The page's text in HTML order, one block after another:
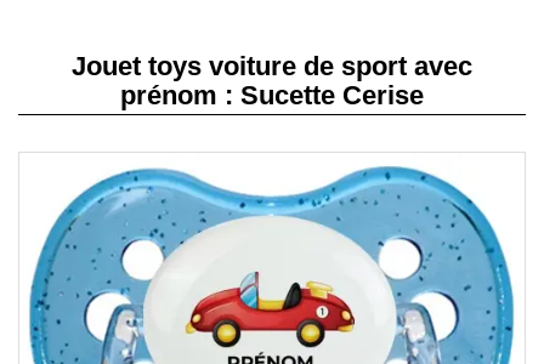
Jouet toys voiture de sport avec
prénom : Sucette Cerise